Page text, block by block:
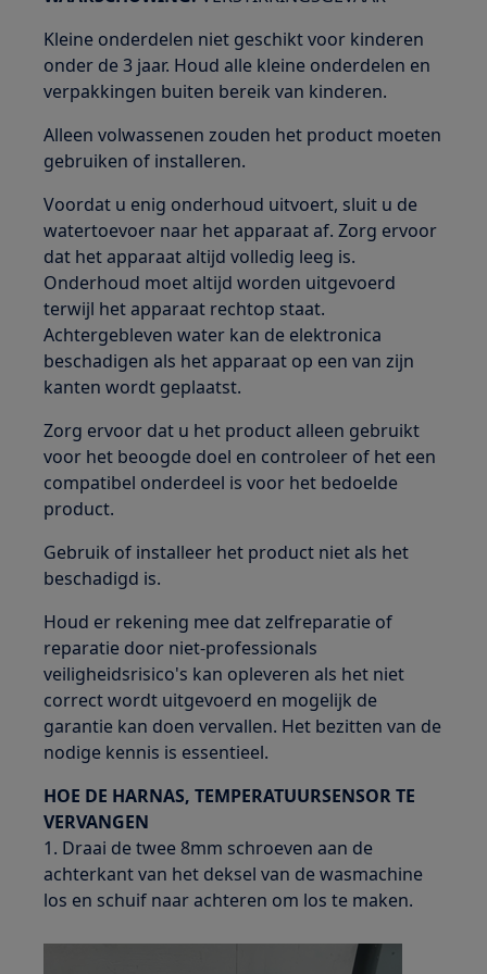
Kleine onderdelen niet geschikt voor kinderen
onder de 3 jaar. Houd alle kleine onderdelen en
verpakkingen buiten bereik van kinderen.
Alleen volwassenen zouden het product moeten
gebruiken of installeren.
Voordat u enig onderhoud uitvoert, sluit u de
watertoevoer naar het apparaat af. Zorg ervoor
dat het apparaat altijd volledig leeg is.
Onderhoud moet altijd worden uitgevoerd
terwijl het apparaat rechtop staat.
Achtergebleven water kan de elektronica
beschadigen als het apparaat op een van zijn
kanten wordt geplaatst.
Zorg ervoor dat u het product alleen gebruikt
voor het beoogde doel en controleer of het een
compatibel onderdeel is voor het bedoelde
product.
Gebruik of installeer het product niet als het
beschadigd is.
Houd er rekening mee dat zelfreparatie of
reparatie door niet-professionals
veiligheidsrisico's kan opleveren als het niet
correct wordt uitgevoerd en mogelijk de
garantie kan doen vervallen. Het bezitten van de
nodige kennis is essentieel.
HOE DE HARNAS, TEMPERATUURSENSOR TE
VERVANGEN
1. Draai de twee 8mm schroeven aan de
achterkant van het deksel van de wasmachine
los en schuif naar achteren om los te maken.